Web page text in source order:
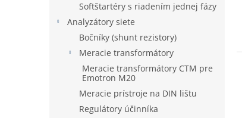
Softštartéry s riadením jednej fázy
Analyzátory siete
Bočníky (shunt rezistory)
Meracie transformátory
Meracie transformátory CTM pre
Emotron M20
Meracie prístroje na DIN lištu
Regulátory účinníka